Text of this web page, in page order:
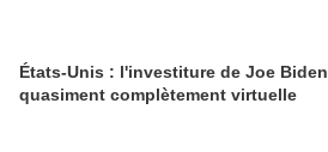
États-Unis : l'investiture de Joe Biden
quasiment complètement virtuelle